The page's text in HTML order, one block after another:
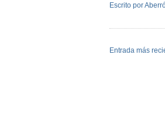
Escrito por
Entrada más